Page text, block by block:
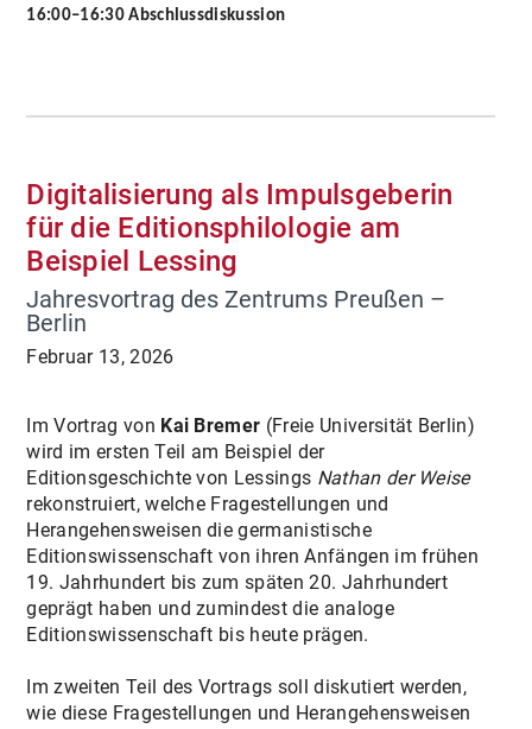
16:00–16:30 Abschlussdiskussion
Digitalisierung als Impulsgeberin
für die Editionsphilologie am
Beispiel Lessing
Jahresvortrag des Zentrums Preußen –
Berlin
Februar 13, 2026
Im Vortrag von Kai Bremer (Freie Universität Berlin)
wird im ersten Teil am Beispiel der
Editionsgeschichte von Lessings Nathan der Weise
rekonstruiert, welche Fragestellungen und
Herangehensweisen die germanistische
Editionswissenschaft von ihren Anfängen im frühen
19. Jahrhundert bis zum späten 20. Jahrhundert
geprägt haben und zumindest die analoge
Editionswissenschaft bis heute prägen.
Im zweiten Teil des Vortrags soll diskutiert werden,
wie diese Fragestellungen und Herangehensweisen